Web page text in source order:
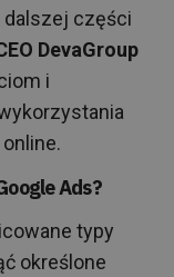
dalszej części
DevaGroup
i
Ads?
typy
określone